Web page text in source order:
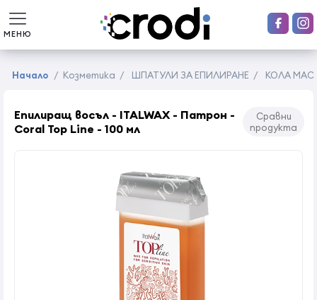
МЕНЮ
Начало / Козметика / ШПАТУЛИ ЗА ЕПИЛИРАНЕ / КОЛА
Епилиращ восъл - ITALWAX - Патрон -
Coral Top Line - 100 мл
Сравни
продукта